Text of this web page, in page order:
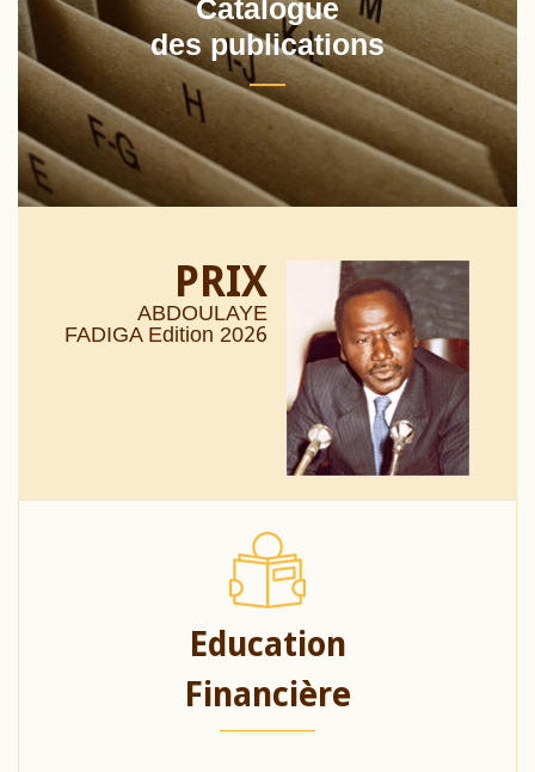
Catalogue
des publications
PRIX
ABDOULAYE
FADIGA Edition 2026
Education
Financière